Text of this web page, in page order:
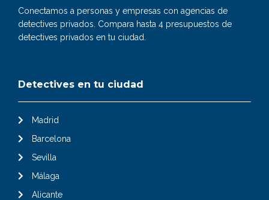
Conectamos a personas y empresas con agencias de
detectives privados. Compara hasta 4 presupuestos de
detectives privados en tu ciudad.
Detectives en tu ciudad
Madrid
Barcelona
Sevilla
Málaga
Alicante